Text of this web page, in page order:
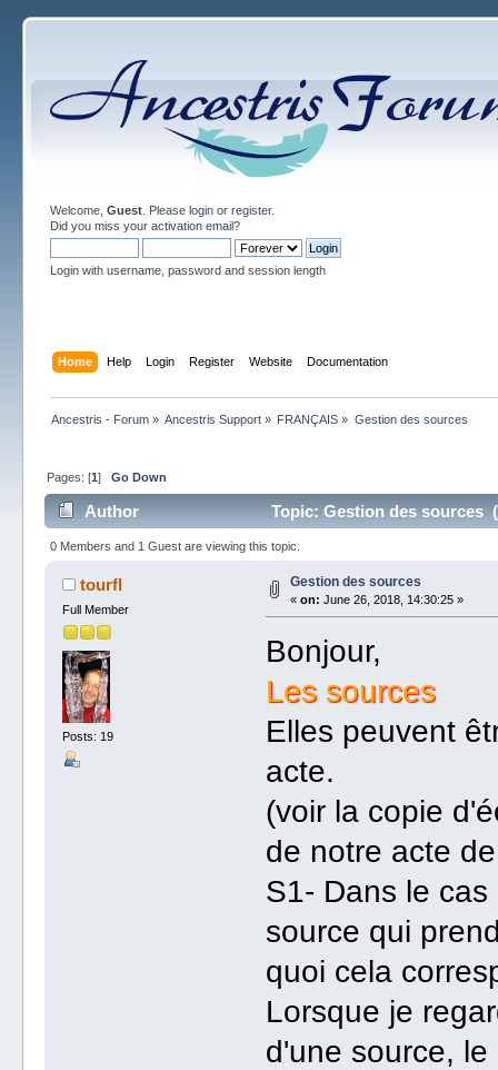
Welcome, Guest. Please loginor register.
Did you miss your activation email?
Login with username, password and session length
Home Help Login Register Website Documentation
Ancestris - Forum» Ancestris Support » FRANÇAIS » Gestion des sources
Pages: [1] Go Down
Author Topic: Gestion des sources
0 Members and 1 Guest are viewing this topic.
tourfl
Full Member
Posts: 19
Gestion des sources
« on: June 26, 2018, 14:30:25 »
Bonjour,
Les sources
Elles peuvent
acte.
(voir la copie
de notre acte
S1- Dans le
source qui
quoi cela
Lorsque je
d'une source,